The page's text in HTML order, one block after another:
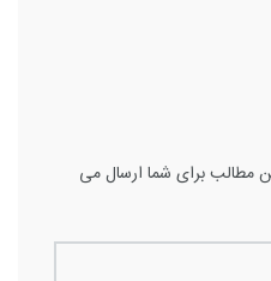
مطالب برای شما ارسال می